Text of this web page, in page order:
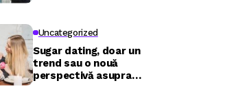
Uncategorized
Sugar dating, doar un
trend sau o nouă
perspectivă asupra